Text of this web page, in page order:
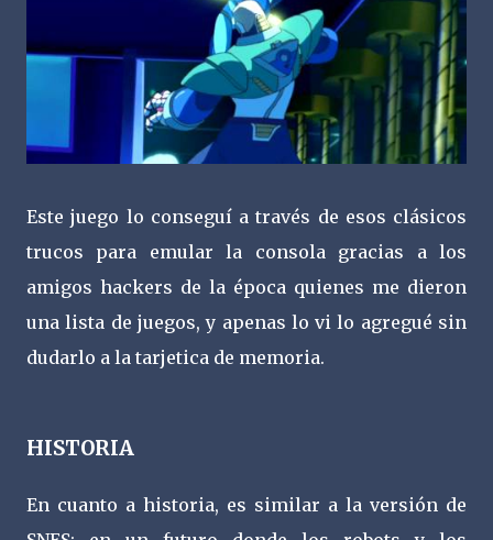
Este juego lo conseguí a través de esos clásicos
trucos para emular la consola gracias a los
amigos hackers de la época quienes me dieron
una lista de juegos, y apenas lo vi lo agregué sin
dudarlo a la tarjetica de memoria.
HISTORIA
En cuanto a historia, es similar a la versión de